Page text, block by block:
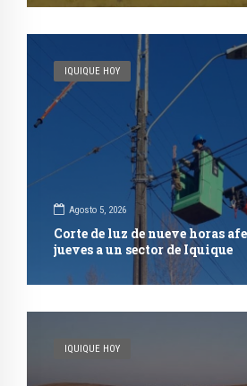
IQUIQUE HOY
Agosto 5, 2026
Corte de luz de nueve horas
jueves a un sector de Iquique
IQUIQUE HOY